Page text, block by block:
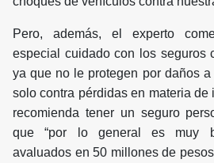
Pero, además, el experto
especial cuidado con los seguros
ya que no le protegen por daños
solo contra pérdidas en materia de
recomienda tener un seguro
que “por lo general es muy
avaluados en 50 millones de